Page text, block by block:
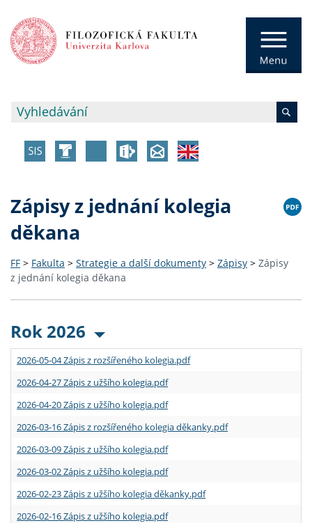
Zápisy z jednání kolegia
děkana
FF > Fakulta > Strategie a další dokumenty > Zápisy > Zápisy
z jednání kolegia děkana
Rok 2026
2026-05-04 Zápis z rozšířeného kolegia.pdf
2026-04-27 Zápis z užšího kolegia.pdf
2026-04-20 Zápis z užšího kolegia.pdf
2026-03-16 Zápis z rozšířeného kolegia děkanky.pdf
2026-03-09 Zápis z užšího kolegia.pdf
2026-03-02 Zápis z užšího kolegia.pdf
2026-02-23 Zápis z užšího kolegia děkanky.pdf
2026-02-16 Zápis z užšího kolegia.pdf